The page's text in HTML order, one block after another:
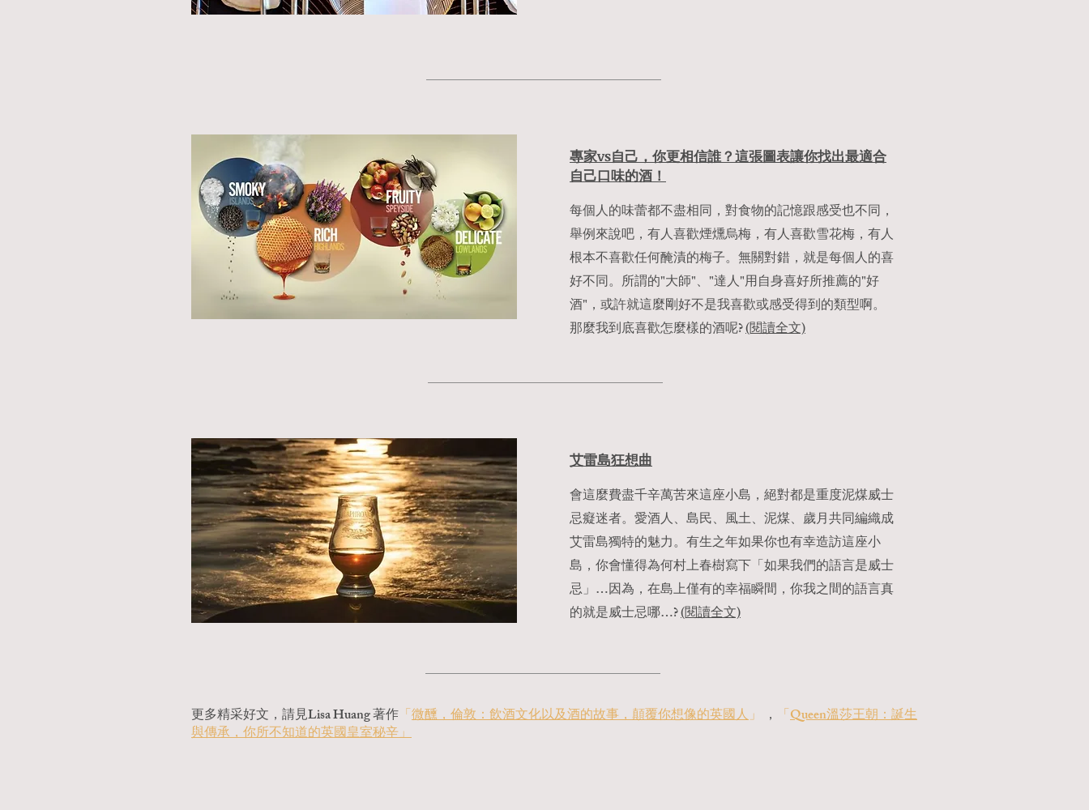
專家vs自己，你更相信誰？這張圖表讓你找出最適合
自己口味的酒！
每個人的味蕾都不盡相同，對食物的記憶跟感受也不同，
舉例來說吧，有人喜歡煙燻烏梅，有人喜歡雪花梅，有人
根本不喜歡任何醃漬的梅子。無關對錯，就是每個人的喜
好不同。所謂的"大師"、"達人"用自身喜好所推薦的"好
酒"，或許就這麼剛好不是我喜歡或感受得到的類型啊。
那麼我到底喜歡怎麼樣的酒呢?(閱讀全文)
艾雷島狂想曲
會這麼費盡千辛萬苦來這座小島，絕對都是重度泥煤威士
忌癡迷者。愛酒人、島民、風土、泥煤、歲月共同編織成
艾雷島獨特的魅力。有生之年如果你也有幸造訪這座小
島，你會懂得為何村上春樹寫下「如果我們的語言是威士
忌」…因為，在島上僅有的幸福瞬間，你我之間的語言真
的就是威士忌哪…?(閱讀全文)
更多精采好文，請見Lisa Huang 著作 「微醺，倫敦：飲酒文化以及酒的故事，顛覆你想像的英國人」 ， 「Queen溫莎王朝：誕生
與傳承，你所不知道的英國皇室秘辛」